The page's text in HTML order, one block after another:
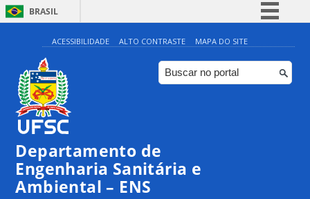
BRASIL
Simplifique!
Comunica BR
Participe
ACESSIBILIDADE ALTO CONTRASTE MAPA DO SITE
Departamento de
Engenharia Sanitária e
Ambiental – ENS